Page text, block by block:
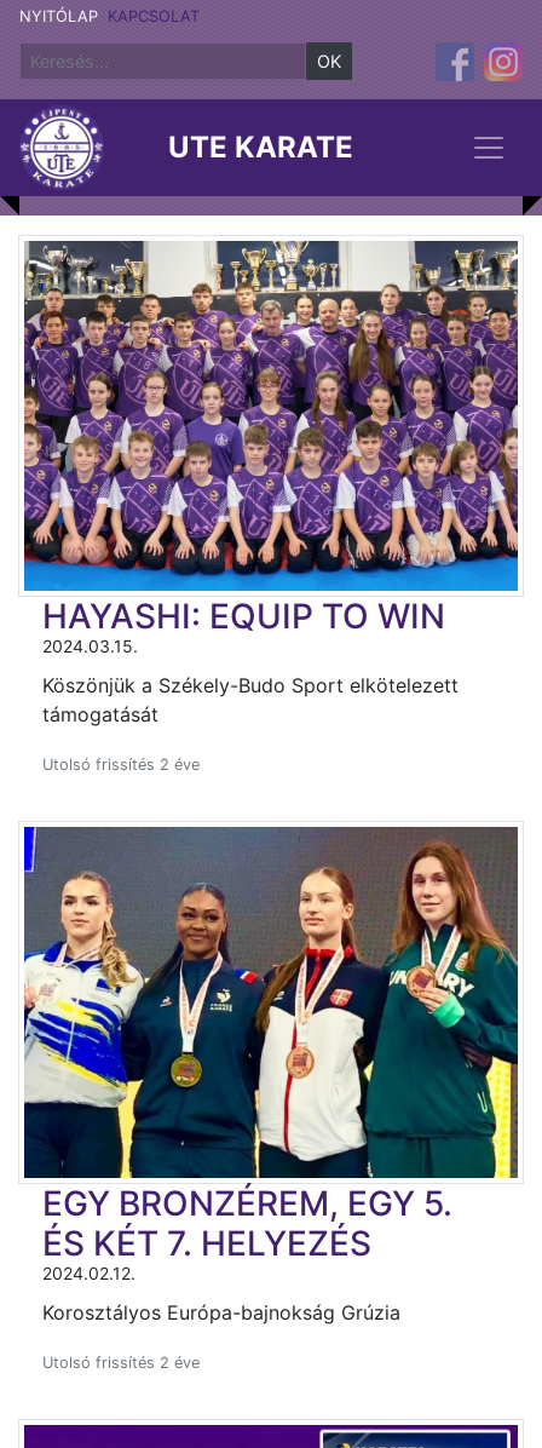
NYITÓLAP KAPCSOLAT
OK
UTE KARATE
HAYASHI: EQUIP TO WIN
2024.03.15.
Köszönjük a Székely-Budo Sport elkötelezett
támogatását
Utolsó frissítés 2 éve
EGY BRONZÉREM, EGY 5.
ÉS KÉT 7. HELYEZÉS
2024.02.12.
Korosztályos Európa-bajnokság Grúzia
Utolsó frissítés 2 éve